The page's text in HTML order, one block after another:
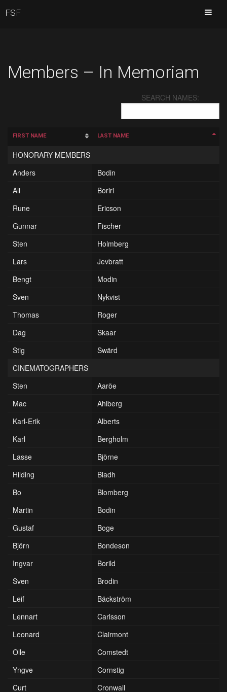
Members – In Memoriam
SEARCH NAMES:
FIRST NAME LAST NAME
HONORARY MEMBERS
Anders
Bodin
Ali
Boriri
Rune
Ericson
Gunnar
Fischer
Sten
Holmberg
Lars
Jevbratt
Bengt
Modin
Sven
Nykvist
Thomas
Roger
Dag
Skaar
Stig
Swärd
CINEMATOGRAPHERS
Sten
Aaröe
Mac
Ahlberg
Karl-Erik
Alberts
Karl
Bergholm
Lasse
Björne
Hilding
Bladh
Bo
Blomberg
Martin
Bodin
Gustaf
Boge
Björn
Bondeson
Ingvar
Borild
Sven
Brodin
Leif
Bäckström
Lennart
Carlsson
Leonard
Clairmont
Olle
Comstedt
Yngve
Cornstig
Curt
Cronwall
FSF